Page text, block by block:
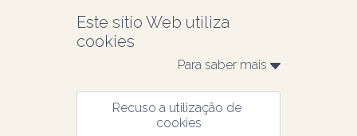
Este sítio Web utiliza
cookies
Para saber mais
Recuso a utilização de
cookies